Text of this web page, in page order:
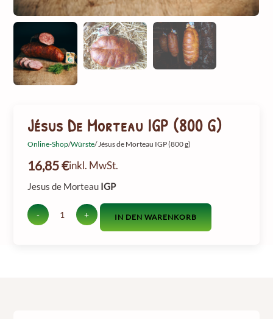
Jésus De Morteau IGP (800 G)
Online-Shop/Würste/ Jésus de Morteau IGP (800 g)
16,85€inkl. MwSt.
Jesus de Morteau IGP
-
Menge
+ IN DEN WARENKORB